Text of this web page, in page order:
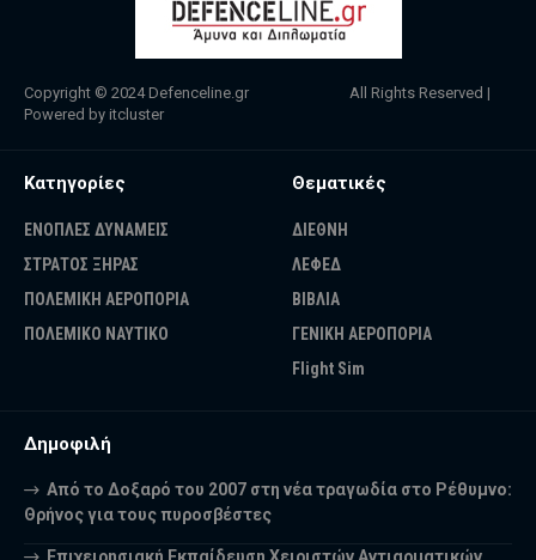
Copyright © 2024 Defenceline.gr All Rights Reserved |
Powered by itcluster
Κατηγορίες
ΕΝΟΠΛΕΣ ΔΥΝΑΜΕΙΣ
ΣΤΡΑΤΟΣ ΞΗΡΑΣ
ΠΟΛΕΜΙΚΗ ΑΕΡΟΠΟΡΙΑ
ΠΟΛΕΜΙΚΟ ΝΑΥΤΙΚΟ
Θεματικές
ΔΙΕΘΝΗ
ΛΕΦΕΔ
ΒΙΒΛΙΑ
ΓΕΝΙΚΗ ΑΕΡΟΠΟΡΙΑ
Flight Sim
Δημοφιλή
Από το Δοξαρό του 2007 στη νέα τραγωδία στο Ρέθυμνο:
Θρήνος για τους πυροσβέστες